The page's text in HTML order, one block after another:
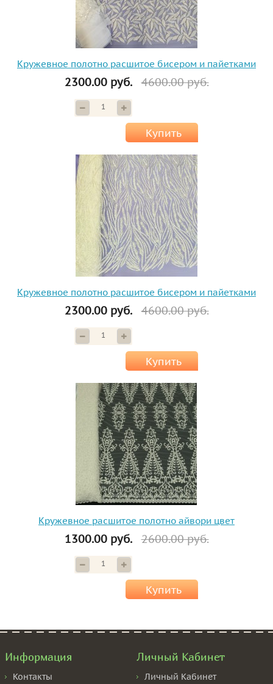
Кружевное полотно расшитое бисером и пайетками
2300.00 руб. 4600.00 руб.
Купить
Кружевное полотно расшитое бисером и пайетками
2300.00 руб. 4600.00 руб.
Купить
Кружевное расшитое полотно айвори цвет
1300.00 руб. 2600.00 руб.
Купить
Информация
Контакты
Личный Кабинет
Личный Кабинет